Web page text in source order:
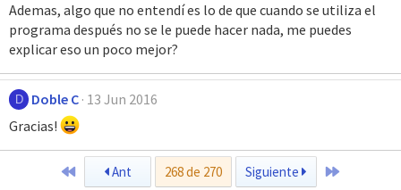
Ademas, algo que no entendí es lo de que cuando se utiliza el
programa después no se le puede hacer nada, me puedes
explicar eso un poco mejor?
D Doble C 13 Jun 2016
Gracias!
PrimeroAnt 268 de 270 Siguiente Último